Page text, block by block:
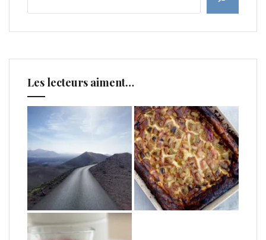
Les lecteurs aiment…